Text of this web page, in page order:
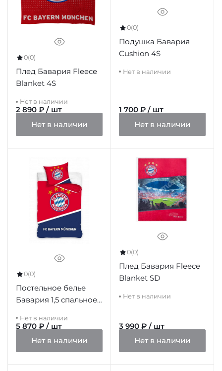
0(0)
Плед Бавария Fleece
Blanket 4S
Нет в наличии
2 890 ₽ / шт
Нет в наличии
0(0)
Подушка Бавария
Cushion 4S
Нет в наличии
1 700 ₽ / шт
Нет в наличии
0(0)
Постельное белье
Бавария 1,5 спальное
Нет в наличии
5 870 ₽ / шт
Нет в наличии
0(0)
Плед Бавария Fleece
Blanket SD
Нет в наличии
3 990 ₽ / шт
Нет в наличии